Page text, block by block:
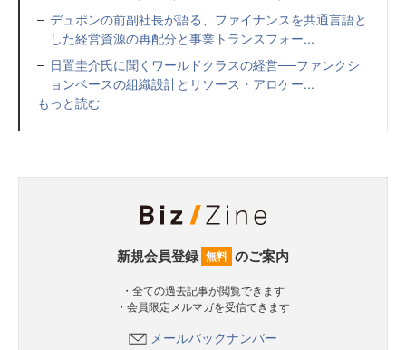
デュポンの前副社長が語る、ファイナンスを共通言語と
した経営資源の再配分と事業トランスフォー...
日置圭介氏に聞くワールドクラスの経営──ファンクシ
ョンベースの組織設計とリソース・アロケー...
もっと読む
新規会員登録 無料 のご案内
・全ての過去記事が閲覧できます
・会員限定メルマガを受信できます
メールバックナンバー